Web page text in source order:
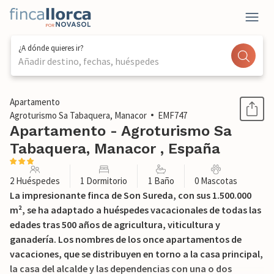
¿A dónde quieres ir?
Añadir destino, fechas, huéspedes
1 / 52
Apartamento
Agroturismo Sa Tabaquera, Manacor
EMF747
Apartamento - Agroturismo Sa
Tabaquera, Manacor , España
2 Huéspedes 1 Dormitorio 1 Baño 0 Mascotas
La impresionante finca de Son Sureda, con sus 1.500.000
m², se ha adaptado a huéspedes vacacionales de todas las
edades tras 500 años de agricultura, viticultura y
ganadería. Los nombres de los once apartamentos de
vacaciones, que se distribuyen en torno a la casa principal,
la casa del alcalde y las dependencias con una o dos